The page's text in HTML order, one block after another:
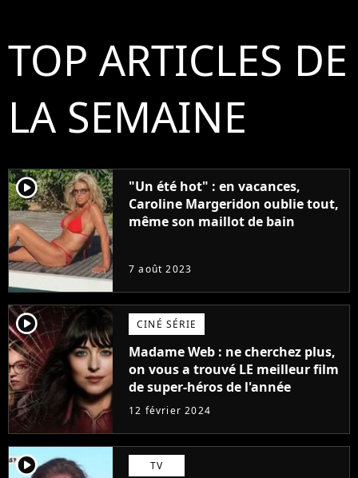
TOP ARTICLES DE
LA SEMAINE
player2
"Un été hot" : en vacances,
Caroline Margeridon oublie tout,
même son maillot de bain
7 août 2023
player2 CINÉ SÉRIE
Madame Web : ne cherchez plus,
on vous a trouvé LE meilleur film
de super-héros de l'année
12 février 2024
player2 TV